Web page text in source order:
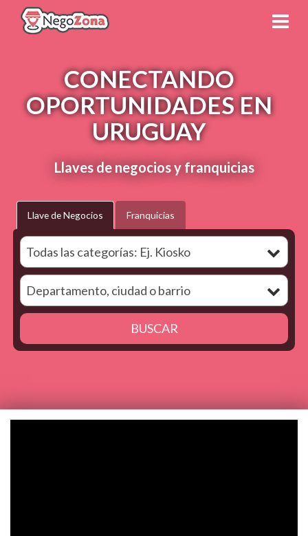
CONECTANDO
OPORTUNIDADES EN
URUGUAY
Llaves de negocios y franquicias
Llave de Negocios Franquicias
Todas las categorías: Ej. Kiosko
Departamento, ciudad o barrio